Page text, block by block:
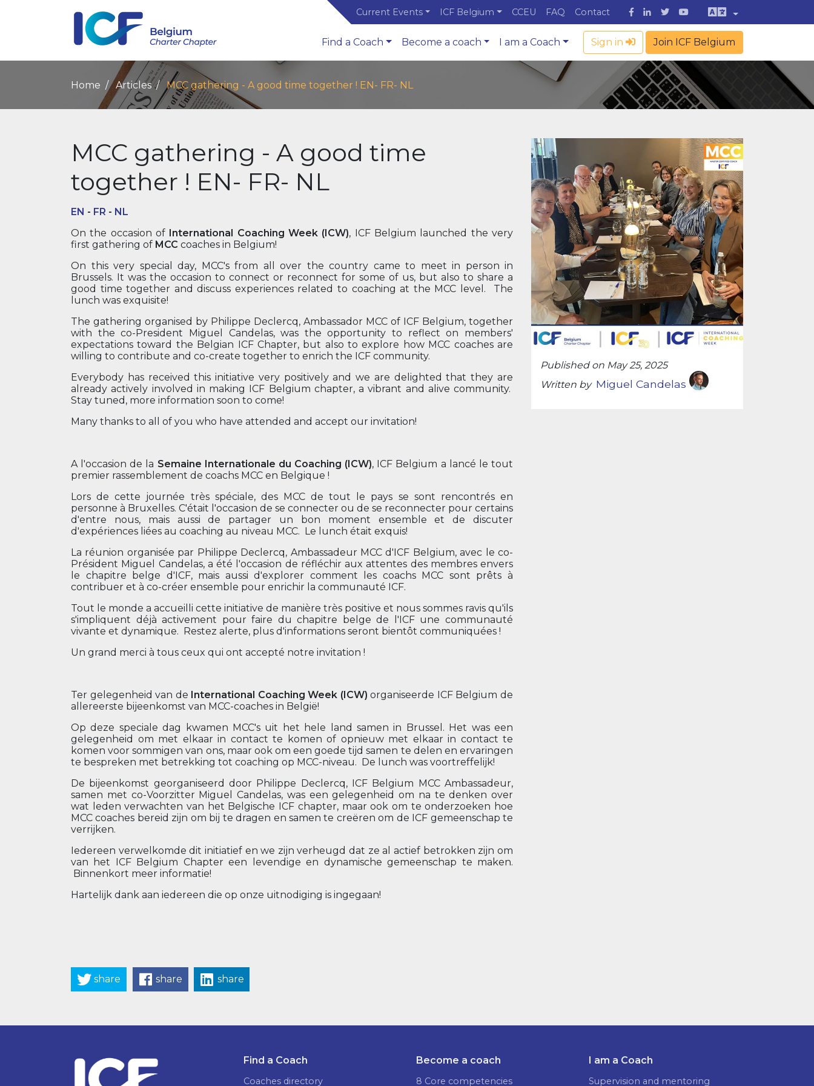
Current Events ICF Belgium CCEU FAQ Contact
Find a Coach Become a coach I am a Coach Sign in Join ICF Belgium
Home Articles MCC gathering - A good time together ! EN- FR- NL
MCC gathering - A good time
together ! EN- FR- NL
EN - FR - NL
On the occasion of International Coaching Week (ICW), ICF Belgium launched the very
first gathering of MCC coaches in Belgium!
On this very special day, MCC's from all over the country came to meet in person in
Brussels. It was the occasion to connect or reconnect for some of us, but also to share a
good time together and discuss experiences related to coaching at the MCC level. The
lunch was exquisite!
The gathering organised by Philippe Declercq, Ambassador MCC of ICF Belgium, together
with the co-President Miguel Candelas, was the opportunity to reflect on members'
expectations toward the Belgian ICF Chapter, but also to explore how MCC coaches are
willing to contribute and co-create together to enrich the ICF community.
Everybody has received this initiative very positively and we are delighted that they are
already actively involved in making ICF Belgium chapter, a vibrant and alive community.
Stay tuned, more information soon to come!
Many thanks to all of you who have attended and accept our invitation!
A l'occasion de la Semaine Internationale du Coaching (ICW), ICF Belgium a lancé le tout
premier rassemblement de coachs MCC en Belgique !
Lors de cette journée très spéciale, des MCC de tout le pays se sont rencontrés en
personne à Bruxelles. C'était l'occasion de se connecter ou de se reconnecter pour certains
d'entre nous, mais aussi de partager un bon moment ensemble et de discuter
d'expériences liées au coaching au niveau MCC. Le lunch était exquis!
La réunion organisée par Philippe Declercq, Ambassadeur MCC d'ICF Belgium, avec le co-
Président Miguel Candelas, a été l'occasion de réfléchir aux attentes des membres envers
le chapitre belge d'ICF, mais aussi d'explorer comment les coachs MCC sont prêts à
contribuer et à co-créer ensemble pour enrichir la communauté ICF.
Tout le monde a accueilli cette initiative de manière très positive et nous sommes ravis qu'ils
s'impliquent déjà activement pour faire du chapitre belge de l'ICF une communauté
vivante et dynamique. Restez alerte, plus d'informations seront bientôt communiquées !
Un grand merci à tous ceux qui ont accepté notre invitation !
Ter gelegenheid van de International Coaching Week (ICW)organiseerde ICF Belgium de
allereerste bijeenkomst van MCC-coaches in België!
Op deze speciale dag kwamen MCC's uit het hele land samen in Brussel. Het was een
gelegenheid om met elkaar in contact te komen of opnieuw met elkaar in contact te
komen voor sommigen van ons, maar ook om een goede tijd samen te delen en ervaringen
te bespreken met betrekking tot coaching op MCC-niveau. De lunch was voortreffelijk!
De bijeenkomst georganiseerd door Philippe Declercq, ICF Belgium MCC Ambassadeur,
samen met co-Voorzitter Miguel Candelas, was een gelegenheid om na te denken over
wat leden verwachten van het Belgische ICF chapter, maar ook om te onderzoeken hoe
MCC coaches bereid zijn om bij te dragen en samen te creëren om de ICF gemeenschap te
verrijken.
Iedereen verwelkomde dit initiatief en we zijn verheugd dat ze al actief betrokken zijn om
van het ICF Belgium Chapter een levendige en dynamische gemeenschap te maken.
Binnenkort meer informatie!
Hartelijk dank aan iedereen die op onze uitnodiging is ingegaan!
Published on May 25, 2025
Written by Miguel Candelas
share share share
Find a Coach
Coaches directory
Become a coach
8 Core competencies
I am a Coach
Supervision and mentoring